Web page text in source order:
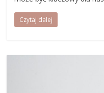
Czytaj dalej